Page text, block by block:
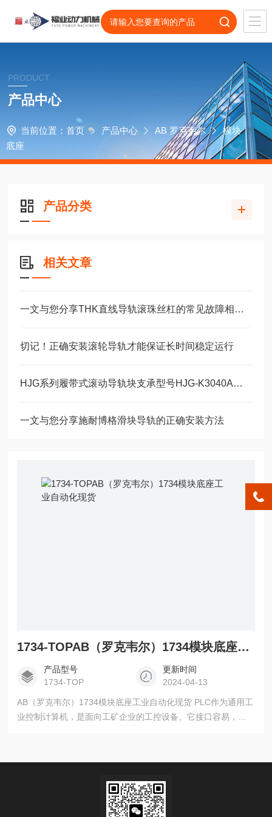
PRODUCT
产品中心
当前位置： 首页 产品中心 AB 罗克韦尔
模块
底座
产品分类
相关文章
一文与您分享THK直线导轨滚珠丝杠的常见故障相应解决方法
切记！正确安装滚轮导轨才能保证长时间稳定运行
HJG系列履带式滚动导轨块支承型号HJG-K3040A、HJG-K3650A
一文与您分享施耐博格滑块导轨的正确安装方法
1734-TOPAB（罗克韦尔）1734模块底座工业自动化现货
产品型号
1734-TOP
更新时间
2024-04-13
AB（罗克韦尔）1734模块底座工业自动化现货 PLC作为通用工
业控制计算机，是面向工矿企业的工控设备。它接口容易，编
制指令就可以方便地实现继电器电路的功能。为不熟悉电子电